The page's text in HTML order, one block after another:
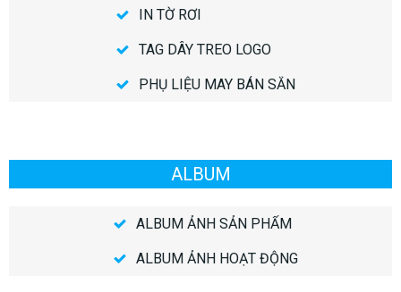
IN TỜ RƠI
TAG DÂY TREO LOGO
PHỤ LIỆU MAY BÁN SẴN
ALBUM
ALBUM ẢNH SẢN PHẨM
ALBUM ẢNH HOẠT ĐỘNG